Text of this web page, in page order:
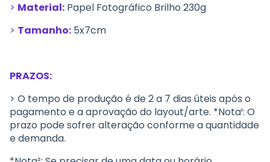
> Material: Papel Fotográfico Brilho 230g
> Tamanho: 5x7cm
PRAZOS:
> O tempo de produção é de 2 a 7 dias úteis após o
pagamento e a aprovação do layout/arte. *Nota¹: O
prazo pode sofrer alteração conforme a quantidade
e demanda.